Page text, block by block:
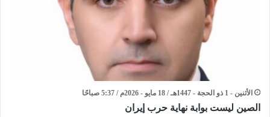
الأثنين - 1 ذو الحجة - 1447هـ / 18 مايو - 2026م / 5:37 صباحًا
الصين ليست بوابة نهاية حرب إيران